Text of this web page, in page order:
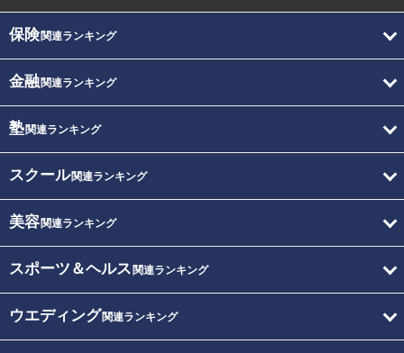
保険関連ランキング
金融関連ランキング
塾関連ランキング
スクール関連ランキング
美容関連ランキング
スポーツ＆ヘルス 関連ランキング
ウエディング関連ランキング